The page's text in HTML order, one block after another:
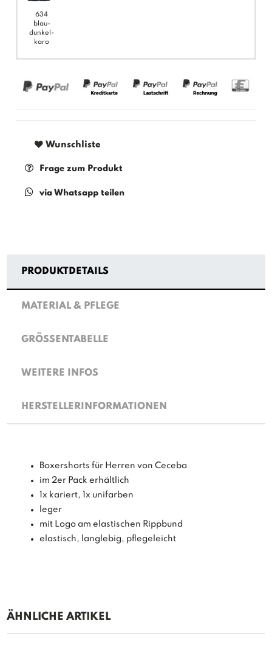
634
blau-
dunkel-
karo
Wunschliste
Frage zum Produkt
via Whatsapp teilen
PRODUKTDETAILS
MATERIAL & PFLEGE
GRÖSSENTABELLE
WEITERE INFOS
HERSTELLERINFORMATIONEN
Boxershorts für Herren von Ceceba
im 2er Pack erhältlich
1x kariert, 1x unifarben
leger
mit Logo am elastischen Rippbund
elastisch, langlebig, pflegeleicht
ÄHNLICHE ARTIKEL